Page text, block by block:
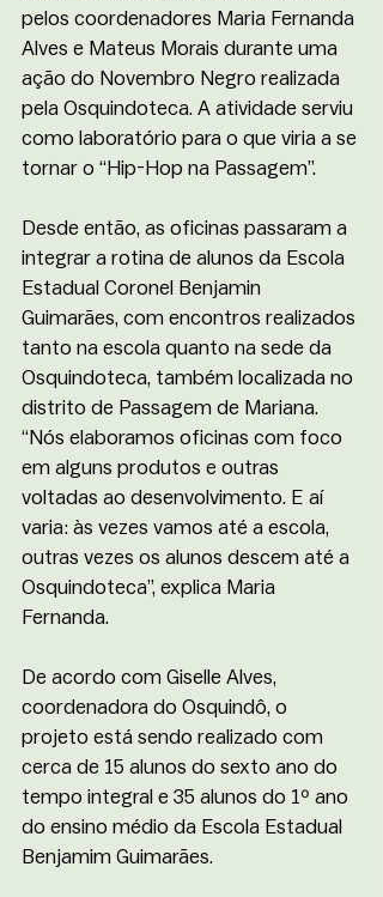
pelos coordenadores Maria Fernanda
Alves e Mateus Morais durante uma
ação do Novembro Negro realizada
pela Osquindoteca. A atividade serviu
como laboratório para o que viria a se
tornar o “Hip-Hop na Passagem”.
Desde então, as oficinas passaram a
integrar a rotina de alunos da Escola
Estadual Coronel Benjamin
Guimarães, com encontros realizados
tanto na escola quanto na sede da
Osquindoteca, também localizada no
distrito de Passagem de Mariana.
“Nós elaboramos oficinas com foco
em alguns produtos e outras
voltadas ao desenvolvimento. E aí
varia: às vezes vamos até a escola,
outras vezes os alunos descem até a
Osquindoteca”, explica Maria
Fernanda.
De acordo com Giselle Alves,
coordenadora do Osquindô, o
projeto está sendo realizado com
cerca de 15 alunos do sexto ano do
tempo integral e 35 alunos do 1º ano
do ensino médio da Escola Estadual
Benjamim Guimarães.